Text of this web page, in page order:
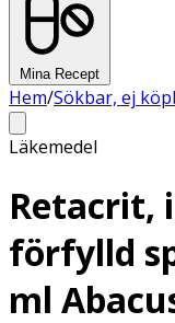
Mina Recept
Hem/Sökbar, ej
Läkemedel
Retacrit,
förfylld
ml